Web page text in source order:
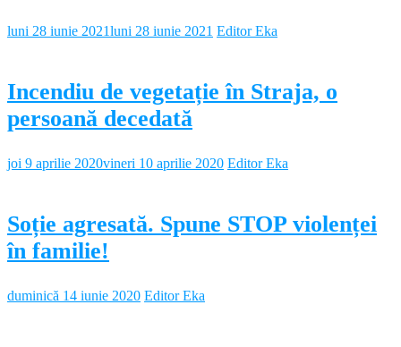
luni 28 iunie 2021luni 28 iunie 2021 Editor Eka
Incendiu de vegetație în Straja, o
persoană decedată
joi 9 aprilie 2020vineri 10 aprilie 2020 Editor Eka
Soție agresată. Spune STOP violenței
în familie!
duminică 14 iunie 2020 Editor Eka